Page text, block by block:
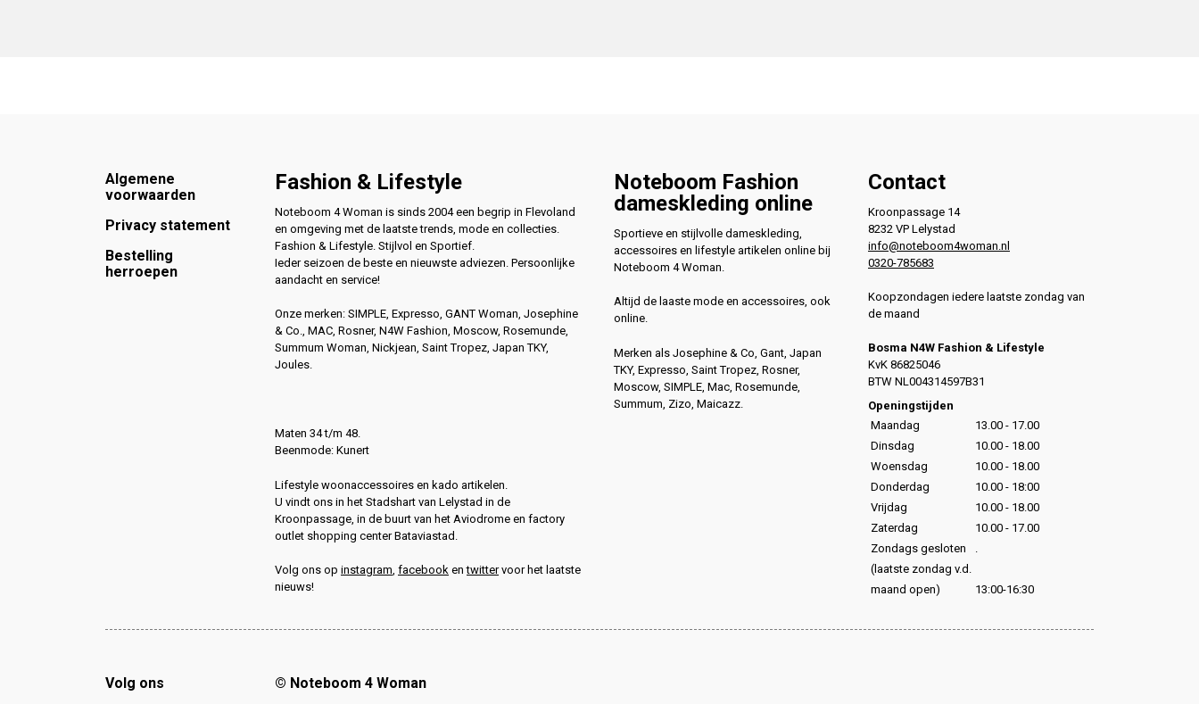
Footer
Algemene
voorwaarden
Privacy statement
Bestelling
herroepen
Fashion & Lifestyle
Noteboom 4 Woman is sinds 2004 een begrip in Flevoland
en omgeving met de laatste trends, mode en collecties.
Fashion & Lifestyle. Stijlvol en Sportief.
Ieder seizoen de beste en nieuwste adviezen. Persoonlijke
aandacht en service!
Onze merken: SIMPLE, Expresso, GANT Woman, Josephine
& Co., MAC, Rosner, N4W Fashion, Moscow, Rosemunde,
Summum Woman, Nickjean, Saint Tropez, Japan TKY,
Joules.
Maten 34 t/m 48.
Beenmode: Kunert
Lifestyle woonaccessoires en kado artikelen.
U vindt ons in het Stadshart van Lelystad in de
Kroonpassage, in de buurt van het Aviodrome en factory
outlet shopping center Bataviastad.
Volg ons op instagram, facebook entwittervoor het laatste
nieuws!
Noteboom Fashion
dameskleding online
Sportieve en stijlvolle dameskleding,
accessoires en lifestyle artikelen online bij
Noteboom 4 Woman.
Altijd de laaste mode en accessoires, ook
online.
Merken als Josephine & Co, Gant, Japan
TKY, Expresso, Saint Tropez, Rosner,
Moscow, SIMPLE, Mac, Rosemunde,
Summum, Zizo, Maicazz.
Contact
Kroonpassage 14
8232 VP Lelystad
info@noteboom4woman.nl
0320-785683
Koopzondagen iedere laatste zondag van
de maand
Bosma N4W Fashion & Lifestyle
KvK 86825046
BTW NL004314597B31
Openingstijden
Maandag
13.00 - 17.00
Dinsdag
10.00 - 18.00
Woensdag
10.00 - 18.00
Donderdag
10.00 - 18:00
Vrijdag
10.00 - 18.00
Zaterdag
10.00 - 17.00
Zondags gesloten
.
(laatste zondag v.d.
maand open)
13:00-16:30
Volg ons © Noteboom 4 Woman